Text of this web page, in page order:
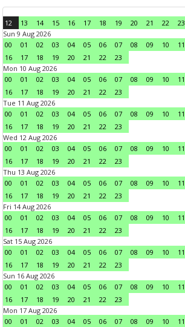
12 13 14 15 16 17 18 19 20 21 22
23
Sun 9 Aug 2026
00
01 02 03 04 05 06 07 08 09 10 11
16
17 18 19 20 21 22
23
Mon 10 Aug 2026
00
01 02 03 04 05 06 07 08 09 10 11
16
17 18 19 20 21 22
23
Tue 11 Aug 2026
00
01 02 03 04 05 06 07 08 09 10 11
16
17 18 19 20 21 22
23
Wed 12 Aug 2026
00
01 02 03 04 05 06 07 08 09 10 11
16
17 18 19 20 21 22
23
Thu 13 Aug 2026
00
01 02 03 04 05 06 07 08 09 10 11
16
17 18 19 20 21 22
23
Fri 14 Aug 2026
00
01 02 03 04 05 06 07 08 09 10 11
16
17 18 19 20 21 22
23
Sat 15 Aug 2026
00
01 02 03 04 05 06 07 08 09 10 11
16
17 18 19 20 21 22
23
Sun 16 Aug 2026
00
01 02 03 04 05 06 07 08 09 10 11
16
17 18 19 20 21 22
23
Mon 17 Aug 2026
00
01 02 03 04 05 06 07 08 09 10 11